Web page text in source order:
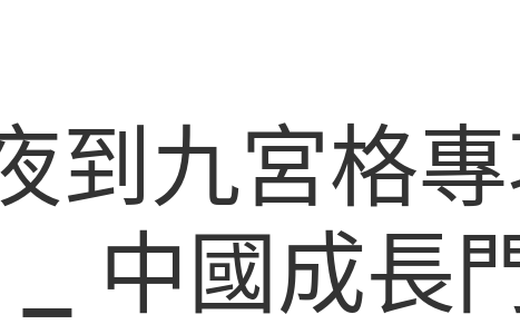
到九宮格
中國成長